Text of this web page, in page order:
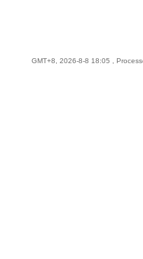
GMT+8, 2026-8-8 18:05 ,